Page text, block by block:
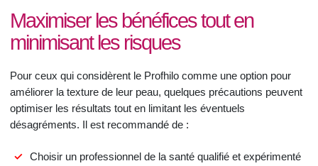
Maximiser les bénéfices tout en
minimisant les risques
Pour ceux qui considèrent le Profhilo comme une option pour
améliorer la texture de leur peau, quelques précautions peuvent
optimiser les résultats tout en limitant les éventuels
désagréments. Il est recommandé de :
Choisir un professionnel de la santé qualifié et expérimenté